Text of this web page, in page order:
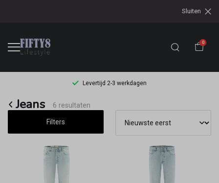
Sluiten
0
Levertijd 2-3 werkdagen
Jeans
Fifty8
Jeans 6 resultaten
Filters